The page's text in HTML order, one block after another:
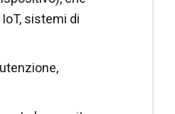
sistemi di